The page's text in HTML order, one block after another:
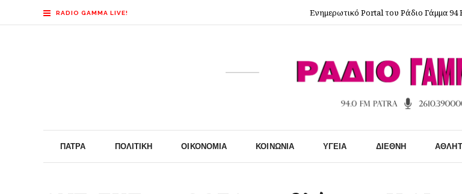
RADIO GAMMA LIVE! Ενημερωτικό Portal του Ράδιο Γάμμα
ΠΆΤΡΑ ΠΟΛΙΤΙΚΉ ΟΙΚΟΝΟΜΊΑ ΚΟΙΝΩΝΊΑ ΥΓΕΊΑ ΔΙΕΘΝΉ